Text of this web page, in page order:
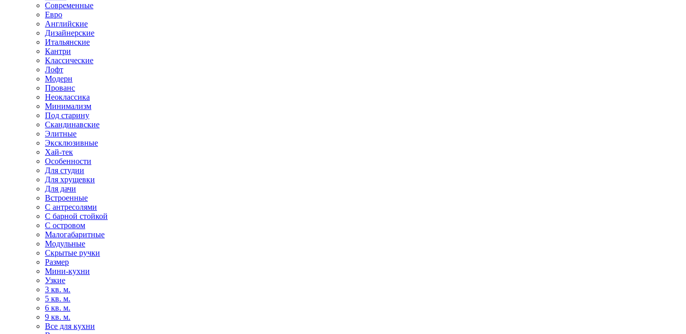
Современные
Евро
Английские
Дизайнерские
Итальянские
Кантри
Классические
Лофт
Модерн
Прованс
Неоклассика
Минимализм
Под старину
Скандинавские
Элитные
Эксклюзивные
Хай-тек
Особенности
Для студии
Для хрущевки
Для дачи
Встроенные
С антресолями
С барной стойкой
С островом
Малогабаритные
Модульные
Скрытые ручки
Размер
Мини-кухни
Узкие
3 кв. м.
5 кв. м.
6 кв. м.
9 кв. м.
Все для кухни